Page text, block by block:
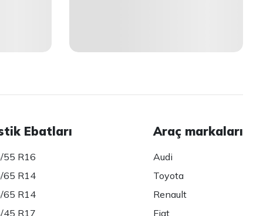
Ebatları
55 R16
65 R14
65 R14
45 R17
Araç markaları
Audi
Toyota
Renault
Fiat